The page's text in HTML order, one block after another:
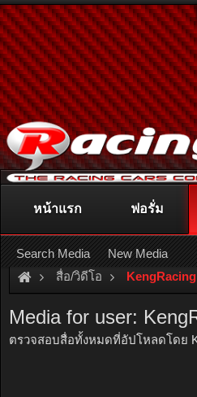
ติดต่อลงโฆษณา
หรืออ่านรายละเอีย
สื่อ/วิดีโอ KengRacing
Media for user:
ตรวจสอบสื่อทั้งหมดที่อัปโหลดโดย
หน้าแรก ฟอรั่ม
Search Media New Media